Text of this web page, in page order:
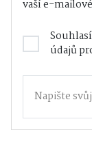
vaší e-
údajů